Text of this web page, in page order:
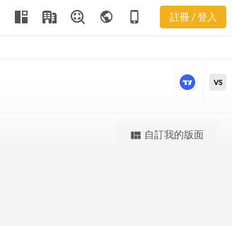
public phone_iphone 註冊 / 登入
VAL 股價K線
更強大的進階價量圖表
VS
view_quilt 自訂我的版面